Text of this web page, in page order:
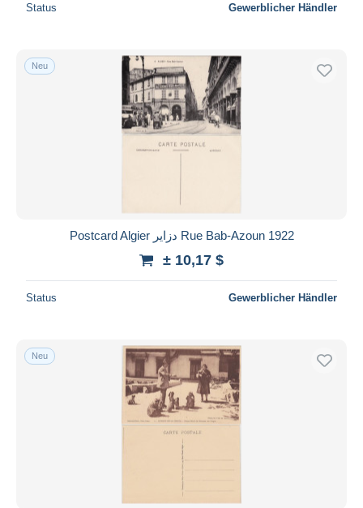
Status Gewerblicher Händler
Neu
Postcard Algier دزاير Rue Bab-Azoun 1922
± 10,17 $
Status Gewerblicher Händler
Neu